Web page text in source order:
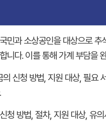
민과 소상공인을 대상으로 추
니다. 이를 통해 가계 부담을
신청 방법, 지원 대상, 필요
청 방법, 절차, 지원 대상, 유